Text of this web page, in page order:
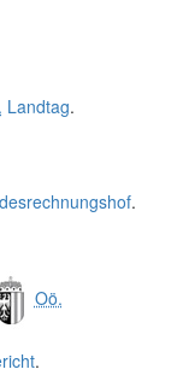
Landtag.
.
Oö.
.